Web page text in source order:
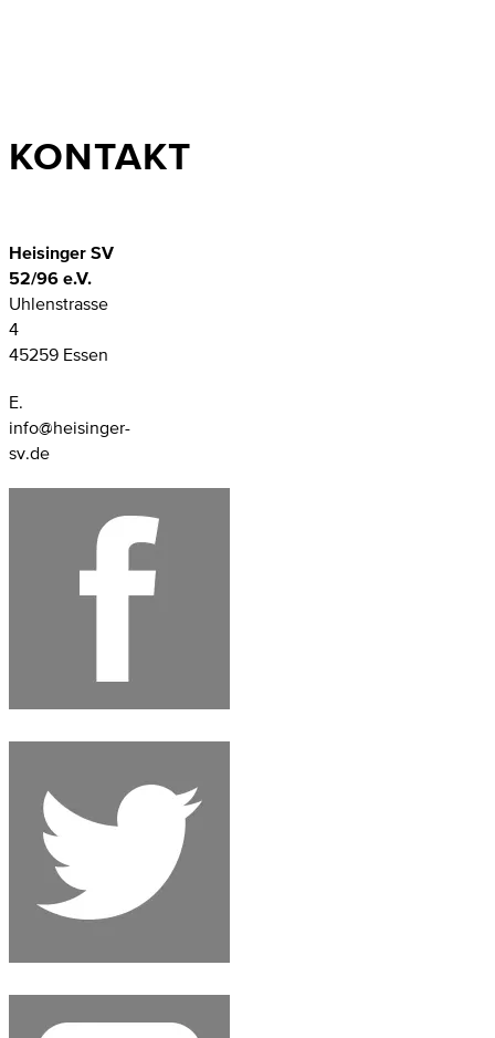
KONTAKT
Heisinger SV
52/96 e.V.
Uhlenstrasse
4
45259 Essen
E.
info@heisinger-
sv.de